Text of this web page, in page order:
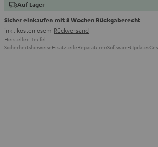
Auf Lager
Sicher einkaufen mit 8 Wochen Rückgaberecht
inkl. kostenlosem Rückversand
Hersteller: Teufel
SicherheitshinweiseErsatzteileReparaturenSoftware-Updates